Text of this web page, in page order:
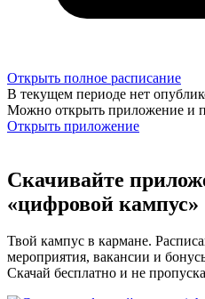
Открыть полное расписание
В текущем периоде нет
Можно открыть приложение и
Открыть приложение
Скачивайте
«цифровой кампус»
Твой кампус в кармане.
мероприятия, вакансии и
Скачай бесплатно и не